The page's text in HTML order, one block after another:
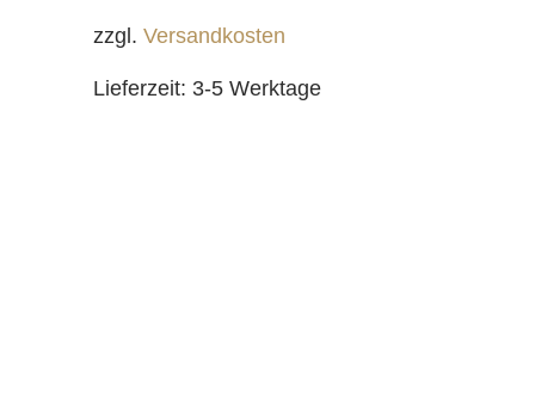
zzgl. Versandkosten
Lieferzeit: 3-5 Werktage